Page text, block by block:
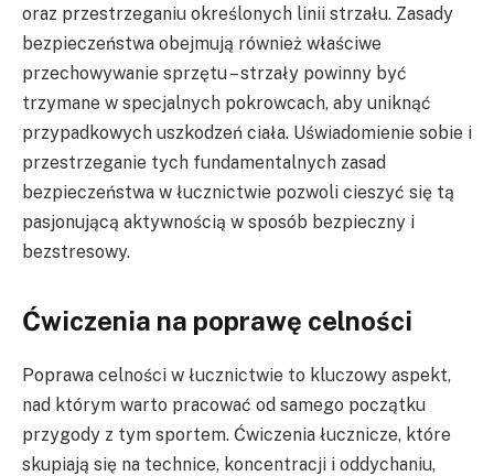
oraz przestrzeganiu określonych linii strzału. Zasady
bezpieczeństwa obejmują również właściwe
przechowywanie sprzętu – strzały powinny być
trzymane w specjalnych pokrowcach, aby uniknąć
przypadkowych uszkodzeń ciała. Uświadomienie sobie i
przestrzeganie tych fundamentalnych zasad
bezpieczeństwa w łucznictwie pozwoli cieszyć się tą
pasjonującą aktywnością w sposób bezpieczny i
bezstresowy.
Ćwiczenia na poprawę celności
Poprawa celności w łucznictwie to kluczowy aspekt,
nad którym warto pracować od samego początku
przygody z tym sportem. Ćwiczenia łucznicze, które
skupiają się na technice, koncentracji i oddychaniu,